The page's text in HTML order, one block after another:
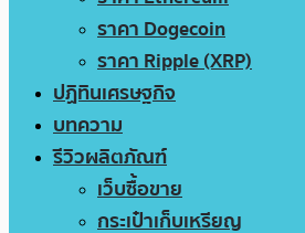
ราคา Dogecoin
ราคา Ripple (XRP)
ปฏิทินเศรษฐกิจ
บทความ
รีวิวผลิตภัณฑ์
เว็บซื้อขาย
กระเป๋าเก็บเหรียญ